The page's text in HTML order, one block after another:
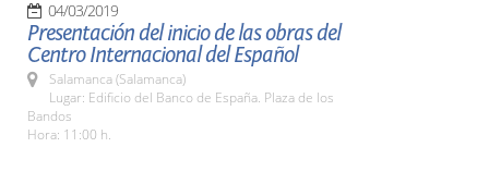
04/03/2019
Presentación del inicio de las obras del
Centro Internacional del Español
Salamanca (Salamanca)
Lugar: Edificio del Banco de España. Plaza de los
Bandos
Hora: 11:00 h.